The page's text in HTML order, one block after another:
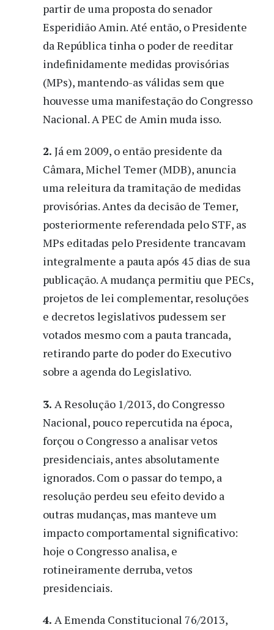
partir de uma proposta do senador
Esperidião Amin. Até então, o Presidente
da República tinha o poder de reeditar
indefinidamente medidas provisórias
(MPs), mantendo-as válidas sem que
houvesse uma manifestação do Congresso
Nacional. A PEC de Amin muda isso.
2. Já em 2009, o então presidente da
Câmara, Michel Temer (MDB), anuncia
uma releitura da tramitação de medidas
provisórias. Antes da decisão de Temer,
posteriormente referendada pelo STF, as
MPs editadas pelo Presidente trancavam
integralmente a pauta após 45 dias de sua
publicação. A mudança permitiu que PECs,
projetos de lei complementar, resoluções
e decretos legislativos pudessem ser
votados mesmo com a pauta trancada,
retirando parte do poder do Executivo
sobre a agenda do Legislativo.
3. A Resolução 1/2013, do Congresso
Nacional, pouco repercutida na época,
forçou o Congresso a analisar vetos
presidenciais, antes absolutamente
ignorados. Com o passar do tempo, a
resolução perdeu seu efeito devido a
outras mudanças, mas manteve um
impacto comportamental significativo:
hoje o Congresso analisa, e
rotineiramente derruba, vetos
presidenciais.
4. A Emenda Constitucional 76/2013,